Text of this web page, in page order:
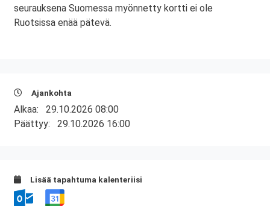
seurauksena Suomessa myönnetty kortti ei ole
Ruotsissa enää pätevä.
Ajankohta
Alkaa: 29.10.2026 08:00
Päättyy: 29.10.2026 16:00
Lisää tapahtuma kalenteriisi